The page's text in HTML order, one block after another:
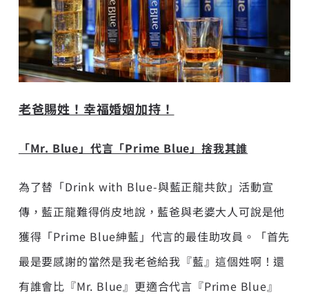
老爸賜姓！幸福婚姻加持！
「Mr. Blue」代言「Prime Blue」捨我其誰
為了替「Drink with Blue-與藍正龍共飲」活動宣
傳，藍正龍難得俏皮地說，藍爸與老婆大人可說是他
獲得「Prime Blue紳藍」代言的最佳助攻員。「首先
最是要感謝的當然是我老爸給我『藍』這個姓啊！還
有誰會比『Mr. Blue』更適合代言『Prime Blue』